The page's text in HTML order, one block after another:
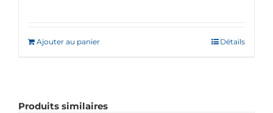
Ajouter au panier Détails
Produits similaires